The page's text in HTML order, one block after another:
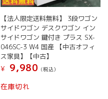
【法人限定送料無料】 3段ワゴン
サイドワゴン デスクワゴン イン
サイドワゴン 鍵付き プラス SX-
046SC-3 W4 国産 【中古オフィ
ス家具】【中古】
¥
9,980 (税込）
在庫切れ